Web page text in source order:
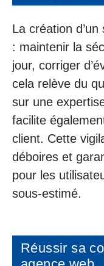
La création
: maintenir la
jour, corriger
cela relève du
sur une
facilite
client. Cette
déboires et
pour les
sous-estimé.
Réussir sa